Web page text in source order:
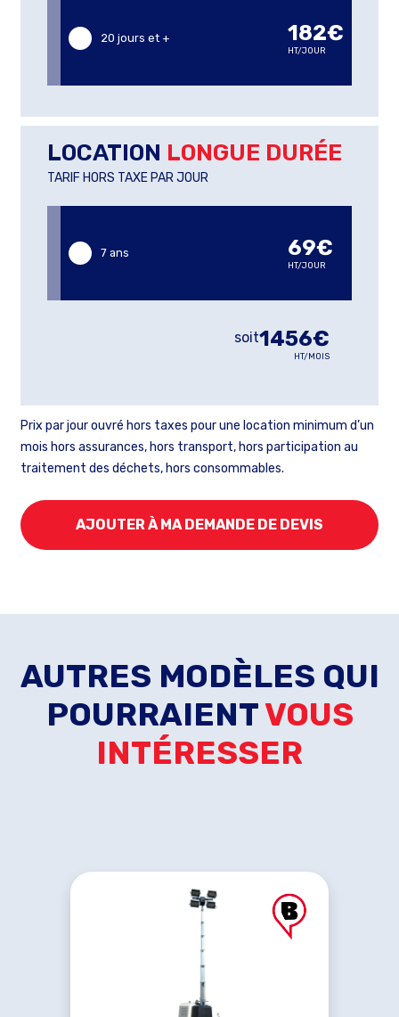
20 jours et + 182€
HT/JOUR
LOCATION LONGUE DURÉE
TARIF HORS TAXE PAR JOUR
7 ans 69€
HT/JOUR
soit1456€
HT/MOIS
Prix par jour ouvré hors taxes pour une location minimum d’un
mois hors assurances, hors transport, hors participation au
traitement des déchets, hors consommables.
AJOUTER À MA DEMANDE DE DEVIS
AUTRES MODÈLES QUI
POURRAIENTVOUS
INTÉRESSER